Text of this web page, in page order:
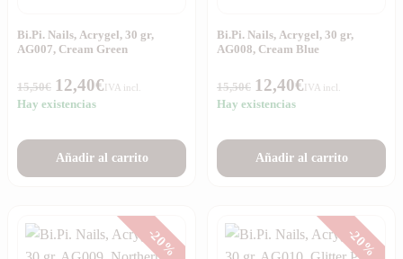
Bi.Pi. Nails, Acrygel, 30 gr,
AG007, Cream Green
15,50€ 12,40€IVA incl.
Hay existencias
Añadir al carrito
Bi.Pi. Nails, Acrygel, 30 gr,
AG008, Cream Blue
15,50€ 12,40€IVA incl.
Hay existencias
Añadir al carrito
-20% -20%